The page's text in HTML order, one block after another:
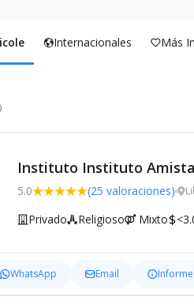
Internacionales Más
Instituto Instituto
5.0 (25 valoraciones)
Privado Religioso Mixto
WhatsApp Email